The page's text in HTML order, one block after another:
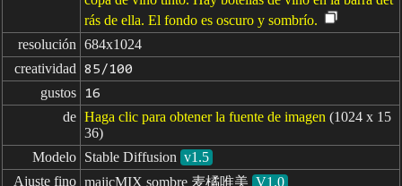
rás de ella. El fondo es oscuro y sombrío.
resolución 684x1024
creatividad
85/100
gustos 16
de Haga clic para obtener la fuente de imagen (1024 x 15
36)
Modelo Stable Diffusion v1.5
Ajuste fino majicMIX sombre 麦橘唯美 V1.0